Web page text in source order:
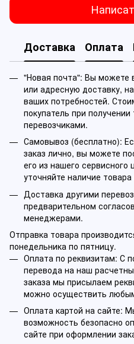
Доставка Оплата
"Новая почта": Вы можете
или адресную доставку,
ваших потребностей.
покупатель при
перевозчиками.
Самовывоз (бесплатно):
заказ лично, вы можете
его из нашего
уточняйте наличие
Доставка другими
предварительном
менеджерами.
Отправка товара
понедельника по пятницу.
Оплата по реквизитам: С
перевода на наш
заказа мы присылаем
можно осуществить
Оплата картой на сайте:
возможность безопасно
сайте при оформлении